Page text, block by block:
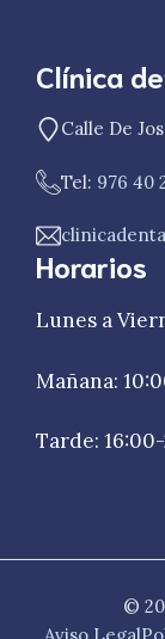
Clínica
Calle De
Tel: 976 40
Horarios
Lunes a
Mañana:
Tarde:
©
Aviso Legal